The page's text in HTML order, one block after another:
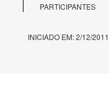
PARTICIPANTES
INICIADO EM: 2/12/2011